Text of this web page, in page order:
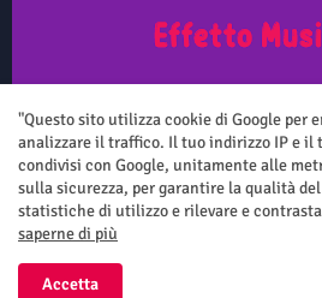
aggiornato senza nessuna periodicità. Non
un prodotto editoriale ai sensi della
Home
"Questo sito utilizza cookie di Google per
analizzare il traffico. Il tuo indirizzo IP e il
condivisi con Google, unitamente alle
sulla sicurezza, per garantire la qualità
statistiche di utilizzo e rilevare e
saperne di più
Accetta